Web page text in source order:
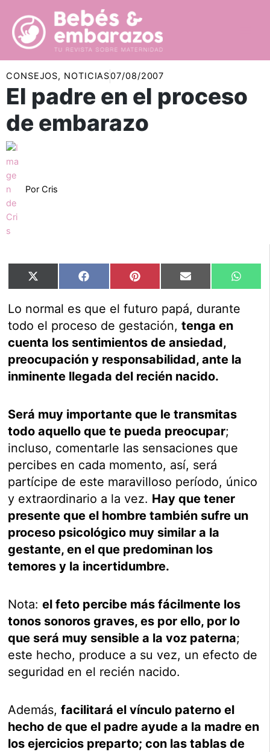
contenido
CONSEJOS, NOTICIAS07/08/2007
El padre en el proceso
de embarazo
Por Cris
Compartir
en
X
(Twitter)
Compartir
en
Facebook Compartir
en
Pinterest Compartir
en
Email
en
Lo normal es que el futuro papá, durante
todo el proceso de gestación,tenga en
cuenta los sentimientos de ansiedad,
preocupación y responsabilidad, ante la
inminente llegada del recién nacido.
Será muy importante que le transmitas
todo aquello que te pueda preocupar;
incluso, comentarle las sensaciones que
percibes en cada momento, así, será
partícipe de este maravilloso período, único
y extraordinario a la vez. Hay que tener
presente que el hombre también sufre un
proceso psicológico muy similar a la
gestante, en el que predominan los
temores y la incertidumbre.
Nota:el feto percibe más fácilmente los
tonos sonoros graves, es por ello, por lo
que será muy sensible a la voz paterna;
este hecho, produce a su vez, un efecto de
seguridad en el recién nacido.
Además,facilitará el vínculo paterno el
hecho de que el padre ayude a la madre en
los ejercicios preparto; con las tablas de